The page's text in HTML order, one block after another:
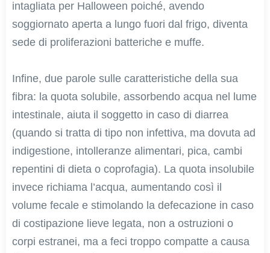
intagliata per Halloween poiché, avendo
soggiornato aperta a lungo fuori dal frigo, diventa
sede di proliferazioni batteriche e muffe.
Infine, due parole sulle caratteristiche della sua
fibra: la quota solubile, assorbendo acqua nel lume
intestinale, aiuta il soggetto in caso di diarrea
(quando si tratta di tipo non infettiva, ma dovuta ad
indigestione, intolleranze alimentari, pica, cambi
repentini di dieta o coprofagia). La quota insolubile
invece richiama l’acqua, aumentando così il
volume fecale e stimolando la defecazione in caso
di costipazione lieve legata, non a ostruzioni o
corpi estranei, ma a feci troppo compatte a causa